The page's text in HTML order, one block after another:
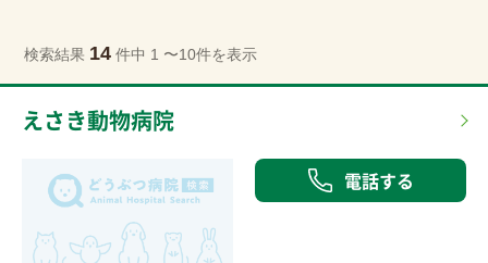
検索結果 14 件中 1 〜10件を表示
えさき動物病院
電話する